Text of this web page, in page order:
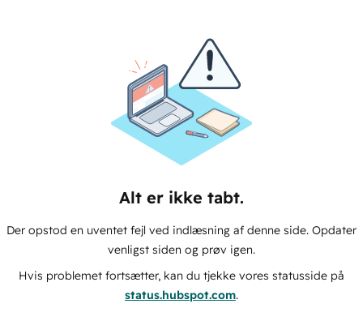
Alt er ikke tabt.
Der opstod en uventet fejl ved indlæsning af denne side. Opdater
venligst siden og prøv igen.
Hvis problemet fortsætter, kan du tjekke vores statusside på
status.hubspot.com.